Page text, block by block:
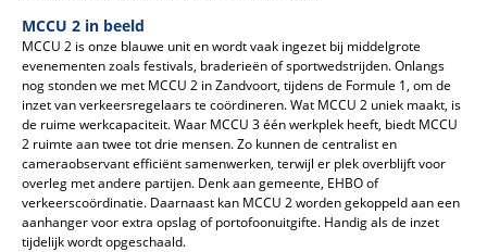
MCCU 2 in beeld
MCCU 2 is onze blauwe unit en wordt vaak ingezet bij middelgrote
evenementen zoals festivals, braderieën of sportwedstrijden. Onlangs
nog stonden we met MCCU 2 in Zandvoort, tijdens de Formule 1, om de
inzet van verkeersregelaars te coördineren. Wat MCCU 2 uniek maakt, is
de ruime werkcapaciteit. Waar MCCU 3 één werkplek heeft, biedt MCCU
2 ruimte aan twee tot drie mensen. Zo kunnen de centralist en
cameraobservant efficiënt samenwerken, terwijl er plek overblijft voor
overleg met andere partijen. Denk aan gemeente, EHBO of
verkeerscoördinatie. Daarnaast kan MCCU 2 worden gekoppeld aan een
aanhanger voor extra opslag of portofoonuitgifte. Handig als de inzet
tijdelijk wordt opgeschaald.